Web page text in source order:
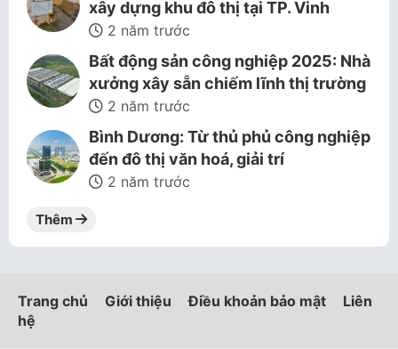
xây dựng khu đô thị tại TP. Vinh
2 năm trước
Bất động sản công nghiệp 2025: Nhà
xưởng xây sẵn chiếm lĩnh thị trường
2 năm trước
Bình Dương: Từ thủ phủ công nghiệp
đến đô thị văn hoá, giải trí
2 năm trước
Thêm
Trang chủ Giới thiệu Điều khoản bảo mật
Liên
hệ